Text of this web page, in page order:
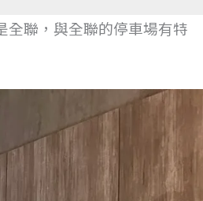
全聯，與全聯的停車場有特